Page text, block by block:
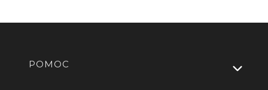
Linki w stopce
POMOC